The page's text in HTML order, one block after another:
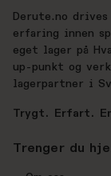
Derute.no
erfaring innen
eget lager på
up-punkt og
lagerpartner i
Trygt. Erfart.
Trenger du